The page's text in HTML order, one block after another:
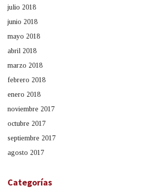
julio 2018
junio 2018
mayo 2018
abril 2018
marzo 2018
febrero 2018
enero 2018
noviembre 2017
octubre 2017
septiembre 2017
agosto 2017
Categorías